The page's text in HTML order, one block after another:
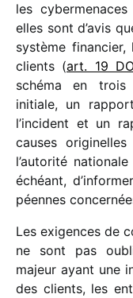
les
elles sont d’avis
système
clients (art. 19
schéma en trois
initiale, un
l’incident et un
causes
l’autorité
échéant,
péennes
Les exigences de
ne sont pas
majeur ayant une
des clients, les